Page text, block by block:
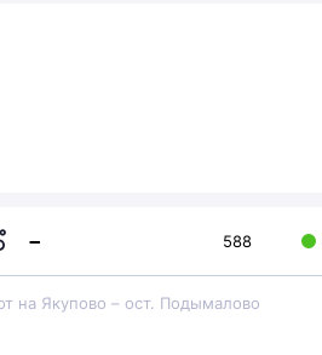
– 588
на Якупово – ост. Подымалово